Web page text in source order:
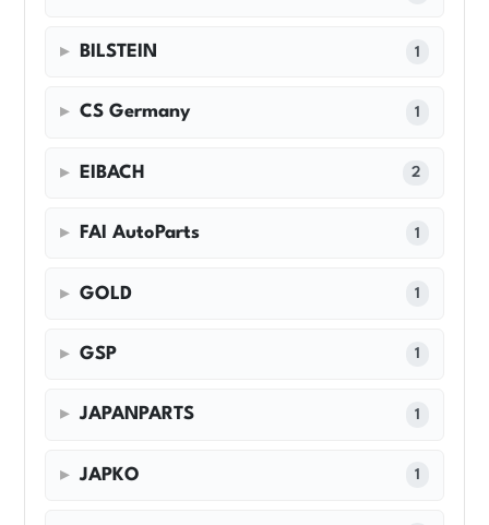
BILSTEIN 1
CS Germany 1
EIBACH 2
FAI AutoParts 1
GOLD 1
GSP 1
JAPANPARTS 1
JAPKO 1